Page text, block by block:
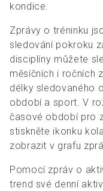
kondice.
Zprávy o tréninku
sledování pokroku
disciplíny můžete
měsíčních i ročních
délky sledovaného
období a sport. V
časové období pro
stiskněte ikonku
zobrazit v grafu
Pomocí zpráv o
trend své denní